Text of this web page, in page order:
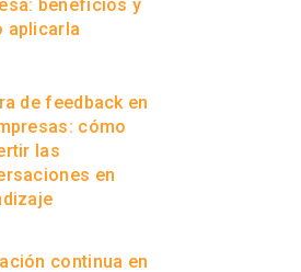
beneficios y
aplicarla
de feedback en
cómo
las
en
continua en